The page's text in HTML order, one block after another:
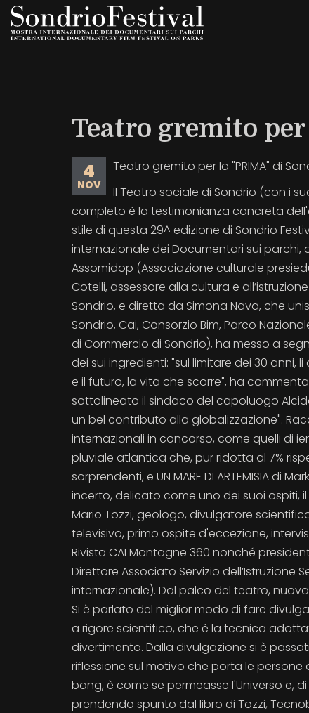
Salta
Teatro gremito
4
NOV
Teatro gremito per la "PRIMA" di
Il Teatro sociale di Sondrio (con i
completo è la testimonianza concreta
stile di questa 29^ edizione di Sondrio
internazionale dei Documentari sui parchi,
Assomidop (Associazione culturale
Cotelli, assessore alla cultura e
Sondrio, e diretta da Simona Nava, che
Sondrio, Cai, Consorzio Bim, Parco
di Commercio di Sondrio), ha messo a
dei sui ingredienti: "sul limitare dei 30
e il futuro, la vita che scorre", ha
sottolineato il sindaco del capoluogo
un bel contributo alla globalizzazione".
internazionali in concorso, come quelli di ieri:
pluviale atlantica che, pur ridotta al 7%
sorprendenti, e UN MARE DI ARTEMISIA
incerto, delicato come uno dei suoi ospiti,
Mario Tozzi, geologo, divulgatore
televisivo, primo ospite d'eccezione,
Rivista CAI Montagne 360 nonché
Direttore Associato Servizio dell’Istruzione
internazionale). Dal palco del teatro,
Si è parlato del miglior modo di fare
a rigore scientifico, che è la tecnica
divertimento. Dalla divulgazione si è
riflessione sul motivo che porta le
bang, è come se permeasse l'Universo e,
prendendo spunto dal libro di Tozzi,